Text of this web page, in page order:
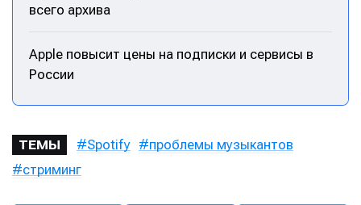
О проекте
О проекте
всего архива
Apple повысит цены на подписки и сервисы в
России
ТЕМЫ Spotify
проблемы музыкантов
стриминг